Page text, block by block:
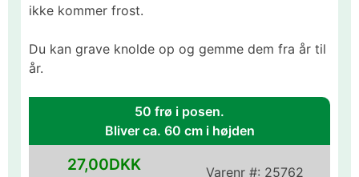
ikke kommer frost.
Du kan grave knolde op og gemme dem fra år til
år.
50 frø i posen.
Bliver ca. 60 cm i højden
Varenr #: 25762
27,00DKK